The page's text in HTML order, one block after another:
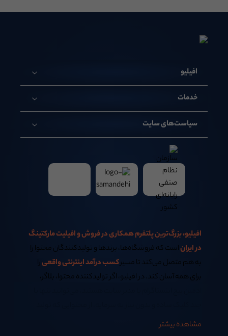
افیلیو
خدمات
سیاست‌های سایت
افیلیو، بزرگ‌ترین پلتفرم همکاری در فروش و افیلیت مارکتینگ
در ایراناست که فروشگاه‌ها، برندها و تولیدکنندگان محتوا را
به هم متصل می‌کند تا مسیرکسب درآمد اینترنتی واقعیرا
برای همه آسان کند. در افیلیو، اگر تولیدکننده محتوا، بلاگر،
می‌کنیدکسب درآمد اینترنتی در خانهمشاهده بیشتر